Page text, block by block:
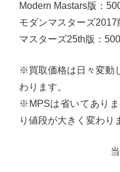
Modern Mastars版：
モダンマスターズ2017
マスターズ25th版：
※買取価格は日々変動
わります。
※MPSは省いてあり
り値段が大きく変わり